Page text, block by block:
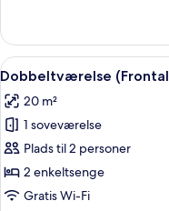
til
personer
Indlæs
alle
billeder
af
Dobbeltværelse
(Frontal
Sea
5
Dobbeltværelse (Frontal
20 m²
1 soveværelse
Plads til 2 personer
2 enkeltsenge
Gratis Wi-Fi